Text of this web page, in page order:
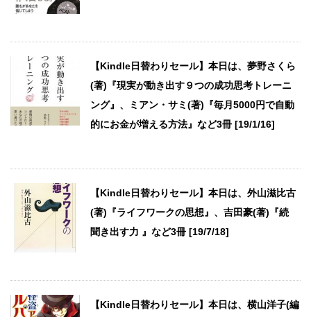
【Kindle日替わりセール】本日は、夢野さくら
(著)『現実が動き出す９つの成功思考トレーニ
ング』、ミアン・サミ(著)『毎月5000円で自動
的にお金が増える方法』など3冊 [19/1/16]
【Kindle日替わりセール】本日は、外山滋比古
(著)『ライフワークの思想』、吉田豪(著)『続
聞き出す力 』など3冊 [19/7/18]
【Kindle日替わりセール】本日は、横山洋子(編